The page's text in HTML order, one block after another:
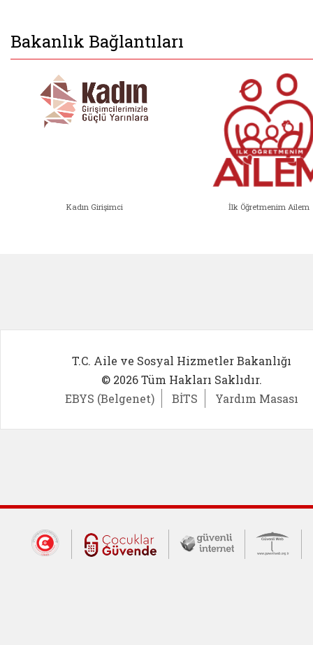
Bakanlık Bağlantıları
Kadın Girişimci İlk Öğretmenim Ailem
T.C. Aile ve Sosyal Hizmetler Bakanlığı
© 2026 Tüm Hakları Saklıdır.
EBYS (Belgenet)
BİTS Yardım Masası
Dış Bağlantılar
Cumhurbaşkanlığı İletişim Merkezi
Çocuklar Güvende (yeni
Güvenli